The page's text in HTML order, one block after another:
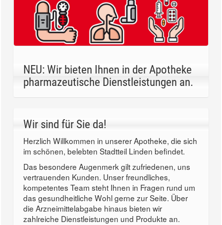
NEU: Wir bieten Ihnen in der Apotheke
pharmazeutische Dienstleistungen an.
Wir sind für Sie da!
Herzlich Willkommen in unserer Apotheke, die sich
im schönen, belebten Stadtteil Linden befindet.
Das besondere Augenmerk gilt zufriedenen, uns
vertrauenden Kunden. Unser freundliches,
kompetentes Team steht Ihnen in Fragen rund um
das gesundheitliche Wohl gerne zur Seite. Über
die Arzneimittelabgabe hinaus bieten wir
zahlreiche Dienstleistungen und Produkte an.